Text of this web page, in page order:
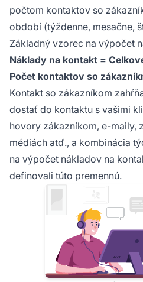
počtom kontaktov so
období (týždenne, mesačne,
Základný vzorec na výpočet
Náklady na kontakt =
Počet kontaktov so
Kontakt so zákazníkom
dostať do kontaktu s vašimi
hovory zákazníkom, e-maily,
médiách atď., a kombinácia
na výpočet nákladov na
definovali túto premennú.